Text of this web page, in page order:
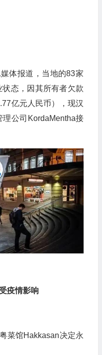
体报道，当地的83家
态，因其所有者欠款
亿元人民币），现汉
公司KordaMentha接
疫情影响
菜馆Hakkasan决定永